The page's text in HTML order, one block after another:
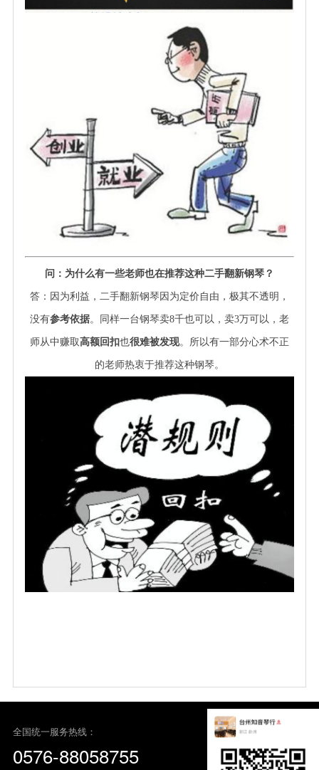
问：为什么有一些老师也在推荐这种二手翻新钢琴？
答：因为利益，二手翻新钢琴因为定价自由，极其不透明，
没有参考依据。同样一台钢琴卖8千也可以，卖3万可以，老
师从中赚取高额回扣也很难被发现。所以有一部分心术不正
的老师热衷于推荐这种钢琴。
全国统一服务热线：
0576-88058755